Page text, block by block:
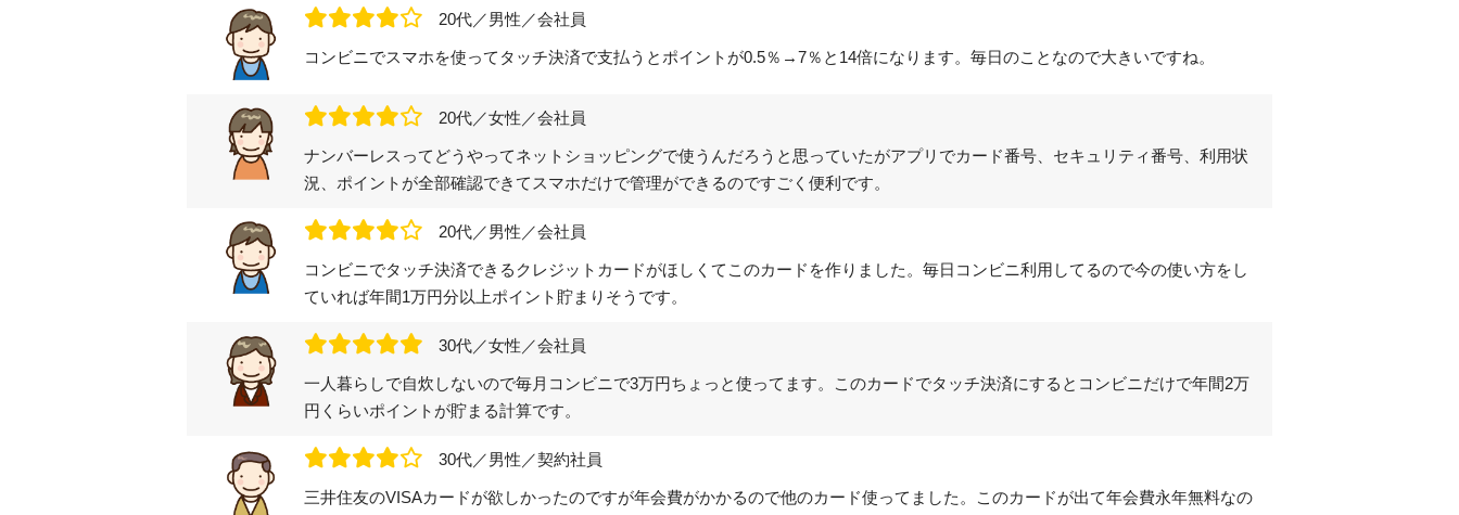
20代／男性／会社員
コンビニでスマホを使ってタッチ決済で支払うとポイントが0.5％→7％と14倍になります。毎日のことなので大きいですね。
20代／女性／会社員
ナンバーレスってどうやってネットショッピングで使うんだろうと思っていたがアプリでカード番号、セキュリティ番号、利用状
況、ポイントが全部確認できてスマホだけで管理ができるのですごく便利です。
20代／男性／会社員
コンビニでタッチ決済できるクレジットカードがほしくてこのカードを作りました。毎日コンビニ利用してるので今の使い方をし
ていれば年間1万円分以上ポイント貯まりそうです。
30代／女性／会社員
一人暮らしで自炊しないので毎月コンビニで3万円ちょっと使ってます。このカードでタッチ決済にするとコンビニだけで年間2万
円くらいポイントが貯まる計算です。
30代／男性／契約社員
三井住友のVISAカードが欲しかったのですが年会費がかかるので他のカード使ってました。このカードが出て年会費永年無料なの